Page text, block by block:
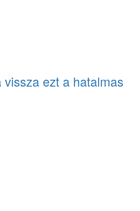
ezt a hatalmas